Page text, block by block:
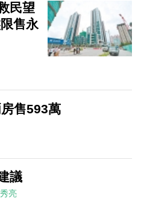
民望
售永
售593萬
議
亮